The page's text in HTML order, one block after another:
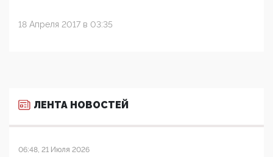
18 Апреля 2017 в 03:35
ЛЕНТА НОВОСТЕЙ
06:48, 21 Июля 2026